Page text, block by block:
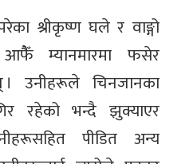
श्रीकृष्ण घले र वाङ्गो
म्यानमारमा फसेर
। उनीहरूले चिनजानका
रहेको भन्दै झुक्याएर
पीडित अन्य